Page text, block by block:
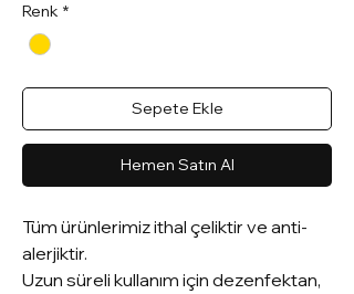
Renk *
Sepete Ekle
Hemen Satın Al
Tüm ürünlerimiz ithal çeliktir ve anti-
alerjiktir.
Uzun süreli kullanım için dezenfektan,